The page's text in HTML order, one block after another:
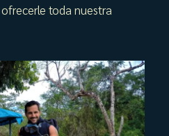
toda nuestra